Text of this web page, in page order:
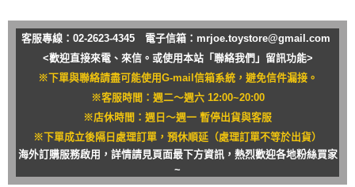
客服專線：02-2623-4345 電子信箱： mrjoe.toystore@gmail.com
<歡迎直接來電、來信。或使用本站「聯絡我們」留訊功能>
※下單與聯絡請盡可能使用G-mail信箱系統，避免信件漏接。
※客服時間：週二～週六 12:00~20:00
※店休時間：週日～週一 暫停出貨與客服
※下單成立後隔日處理訂單，預休順延（處理訂單不等於出貨）
海外訂購服務啟用，詳情請見頁面最下方資訊，熱烈歡迎各地粉絲買家
~